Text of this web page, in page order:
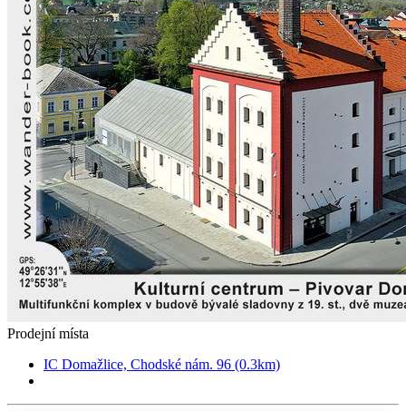
Prodejní místa
IC Domažlice, Chodské nám. 96 (0.3km)